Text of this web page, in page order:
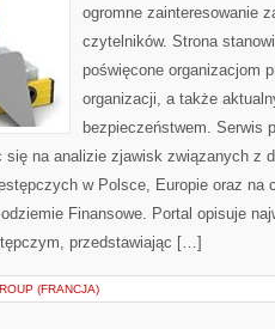
ogromne zainteresowanie
czytelników. Strona
poświęcone organizacjom
organizacji, a także
bezpieczeństwem. Serwis
się na analizie zjawisk związanych z
w Polsce, Europie oraz na
Finansowe. Portal opisuje
przedstawiając […]
(FRANCJA)